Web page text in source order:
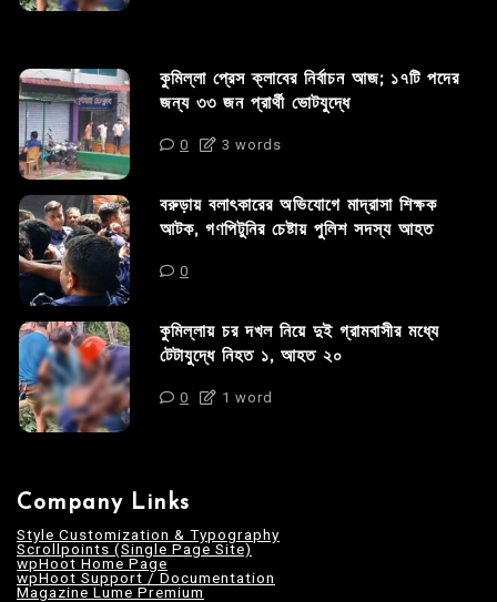
কুমিল্লা প্রেস ক্লাবের নির্বাচন আজ; ১৭টি পদের
জন্য ৩৩ জন প্রার্থী ভোটযুদ্ধে
0 3 words
বরুড়ায় বলাৎকারের অভিযোগে মাদ্রাসা শিক্ষক
আটক, গণপিটুনির চেষ্টায় পুলিশ সদস্য আহত
0
কুমিল্লায় চর দখল নিয়ে দুই গ্রামবাসীর মধ্যে
টেটাযুদ্ধে নিহত ১, আহত ২০
0 1 word
Company Links
Style Customization & Typography
Scrollpoints (Single Page Site)
wpHoot Home Page
wpHoot Support / Documentation
Magazine Lume Premium